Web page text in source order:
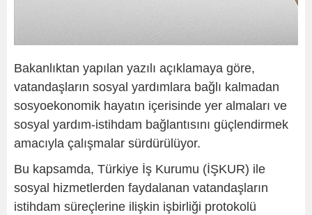
Bakanlıktan yapılan yazılı açıklamaya göre,
vatandaşların sosyal yardımlara bağlı kalmadan
sosyoekonomik hayatın içerisinde yer almaları ve
sosyal yardım-istihdam bağlantısını güçlendirmek
amacıyla çalışmalar sürdürülüyor.
Bu kapsamda, Türkiye İş Kurumu (İŞKUR) ile
sosyal hizmetlerden faydalanan vatandaşların
istihdam süreçlerine ilişkin işbirliği protokolü